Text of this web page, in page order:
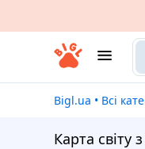
Bigl.ua • Всі
Карта світу